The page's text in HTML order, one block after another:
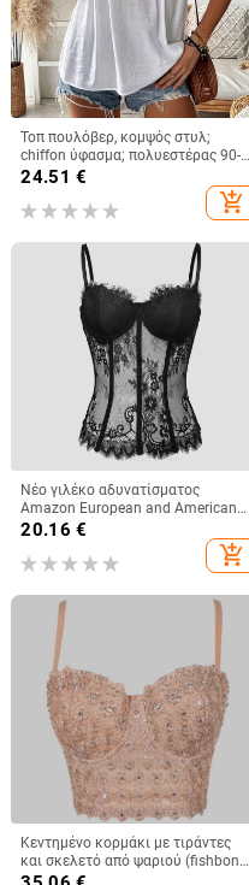
Τοπ πουλόβερ, κομψός στυλ;
chiffon ύφασμα; πολυεστέρας 90-
95%; σπάντεξ <30%
24.51 €
add_shopping_cart
Νέο γιλέκο αδυνατίσματος
Amazon European and American
Street Spice Girl Lace Eyelashes
Γυναικείο 9018
20.16 €
add_shopping_cart
Κεντημένο κορμάκι με τιράντες
και σκελετό από ψαριού (fishbone),
βέστ με διαμαντιών διακόσμηση,